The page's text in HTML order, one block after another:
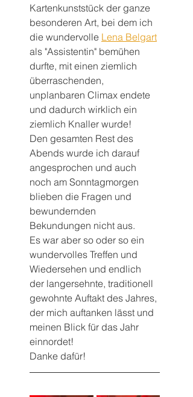
Kartenkunststück der ganze
besonderen Art, bei dem ich
die wundervolle Lena Belgart
als "Assistentin" bemühen
durfte, mit einen ziemlich
überraschenden,
unplanbaren Climax endete
und dadurch wirklich ein
ziemlich Knaller wurde!
Den gesamten Rest des
Abends wurde ich darauf
angesprochen und auch
noch am Sonntagmorgen
blieben die Fragen und
bewundernden
Bekundungen nicht aus.
Es war aber so oder so ein
wundervolles Treffen und
Wiedersehen und endlich
der langersehnte, traditionell
gewohnte Auftakt des Jahres,
der mich auftanken lässt und
meinen Blick für das Jahr
einnordet!
Danke dafür!